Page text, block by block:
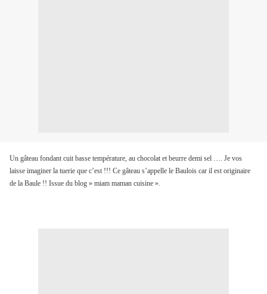
Un gâteau fondant cuit basse température, au chocolat et beurre demi sel …. Je vos
laisse imaginer la tuerie que c’est !!! Ce gâteau s’appelle le Baulois car il est originaire
de la Baule !! Issue du blog » miam maman cuisine ».